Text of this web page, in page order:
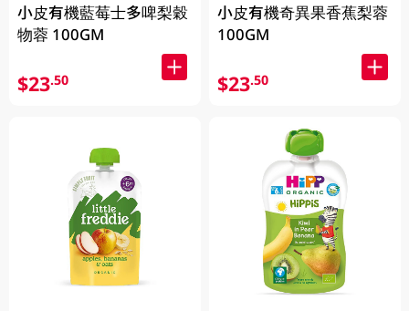
小皮有機藍莓士多啤梨穀
物蓉 100GM
$23.50
小皮有機奇異果香蕉梨蓉
100GM
$23.50